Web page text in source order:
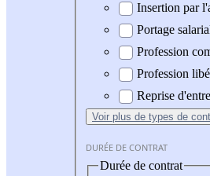
Insertion par
Portage
Profession
Profession
Reprise
Voir plus de types de
DURÉE DE CONTRAT
Durée de contrat